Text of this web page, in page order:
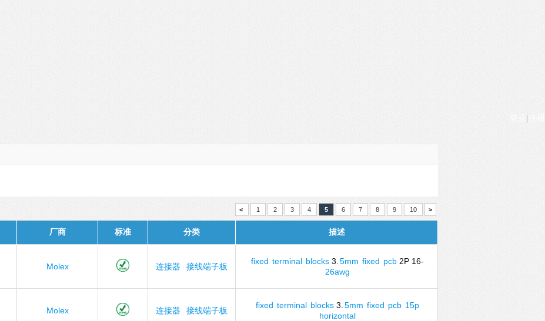
|
< 1 2 3 4 5 6 7 8 9 10 >
厂商 标准 分类 描述
Molex 连接器 接线端子板
fixed terminal blocks3. 5mm fixed pcb2P 16-
26awg
Molex 连接器 接线端子板
fixed terminal blocks3. 5mm fixed pcb 15p
horizontal